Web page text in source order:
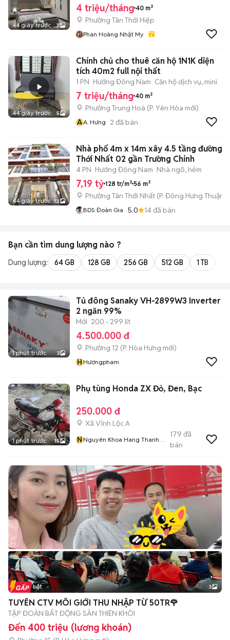
44 giây trước 7
4 triệu/tháng 40 m²
Phường Tân Thới Hiệp
Phan Hoàng Nhật My
44 giây trước 5
Chính chủ cho thuê căn hộ 1N1K diện
tích 40m2 full nội thất
1 PN Hướng Đông Nam Căn hộ dịch vụ, mini
7 triệu/tháng 40 m²
Phường Trung Hoà (P. Yên Hòa mới)
AA. Hưng 2 đã bán
44 giây trước 12
Nhà phố 4m x 14m xây 4.5 tầng đường
Thới Nhất 02 gần Trường Chinh
4 PN Hướng Đông Nam Nhà ngõ, hẻm
7,19 tỷ 128 tr/m² 56 m²
Phường Tân Thới Nhất (P. Đông Hưng Thuận
BDS Đoàn Gia 5.0 14đã bán
Bạn cần tìm dung lượng nào ?
Dung lượng: 64 GB 128 GB 256 GB 512 GB 1 TB
1 phút trước 3
Tủ đông Sanaky VH-2899W3 Inverter
2 ngăn 99%
Mới 200 - 299 lít
4.500.000 đ
Phường 12 (P. Hòa Hưng mới)
HHươngpham
1 phút trước 15
Phụ tùng Honda ZX Đỏ, Đen, Bạc
250.000 đ
Xã Vĩnh Lộc A
NNguyên Khoa Hang Thanh
179 đã
bán
Tin nổi bật 3
TUYỂN CTV MÔI GIỚI THU NHẬP TỪ 50TR🌹
TẬP ĐOÀN BẤT ĐỘNG SẢN THIÊN KHÔI
Đến 400 triệu (lương khoán)